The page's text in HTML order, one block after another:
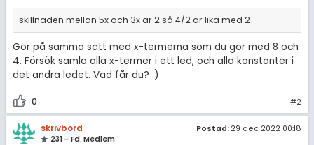
skillnaden mellan 5x och 3x är 2 så 4/2 är lika med 2
Gör på samma sätt med x-termerna som du gör med 8 och
4. Försök samla alla x-termer i ett led, och alla konstanter i
det andra ledet. Vad får du? :)
0 #2
skrivbord
231 – Fd. Medlem
Postad: 29 dec 2022 00:18
För lärare
2 inloggade
Allmänna villkor